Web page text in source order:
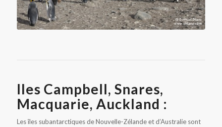
Iles Campbell, Snares,
Macquarie, Auckland :
Les îles subantarctiques de Nouvelle-Zélande et d’Australie sont